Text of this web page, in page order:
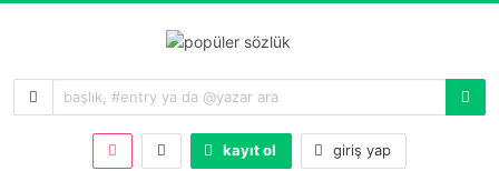
kayıt ol giriş yap